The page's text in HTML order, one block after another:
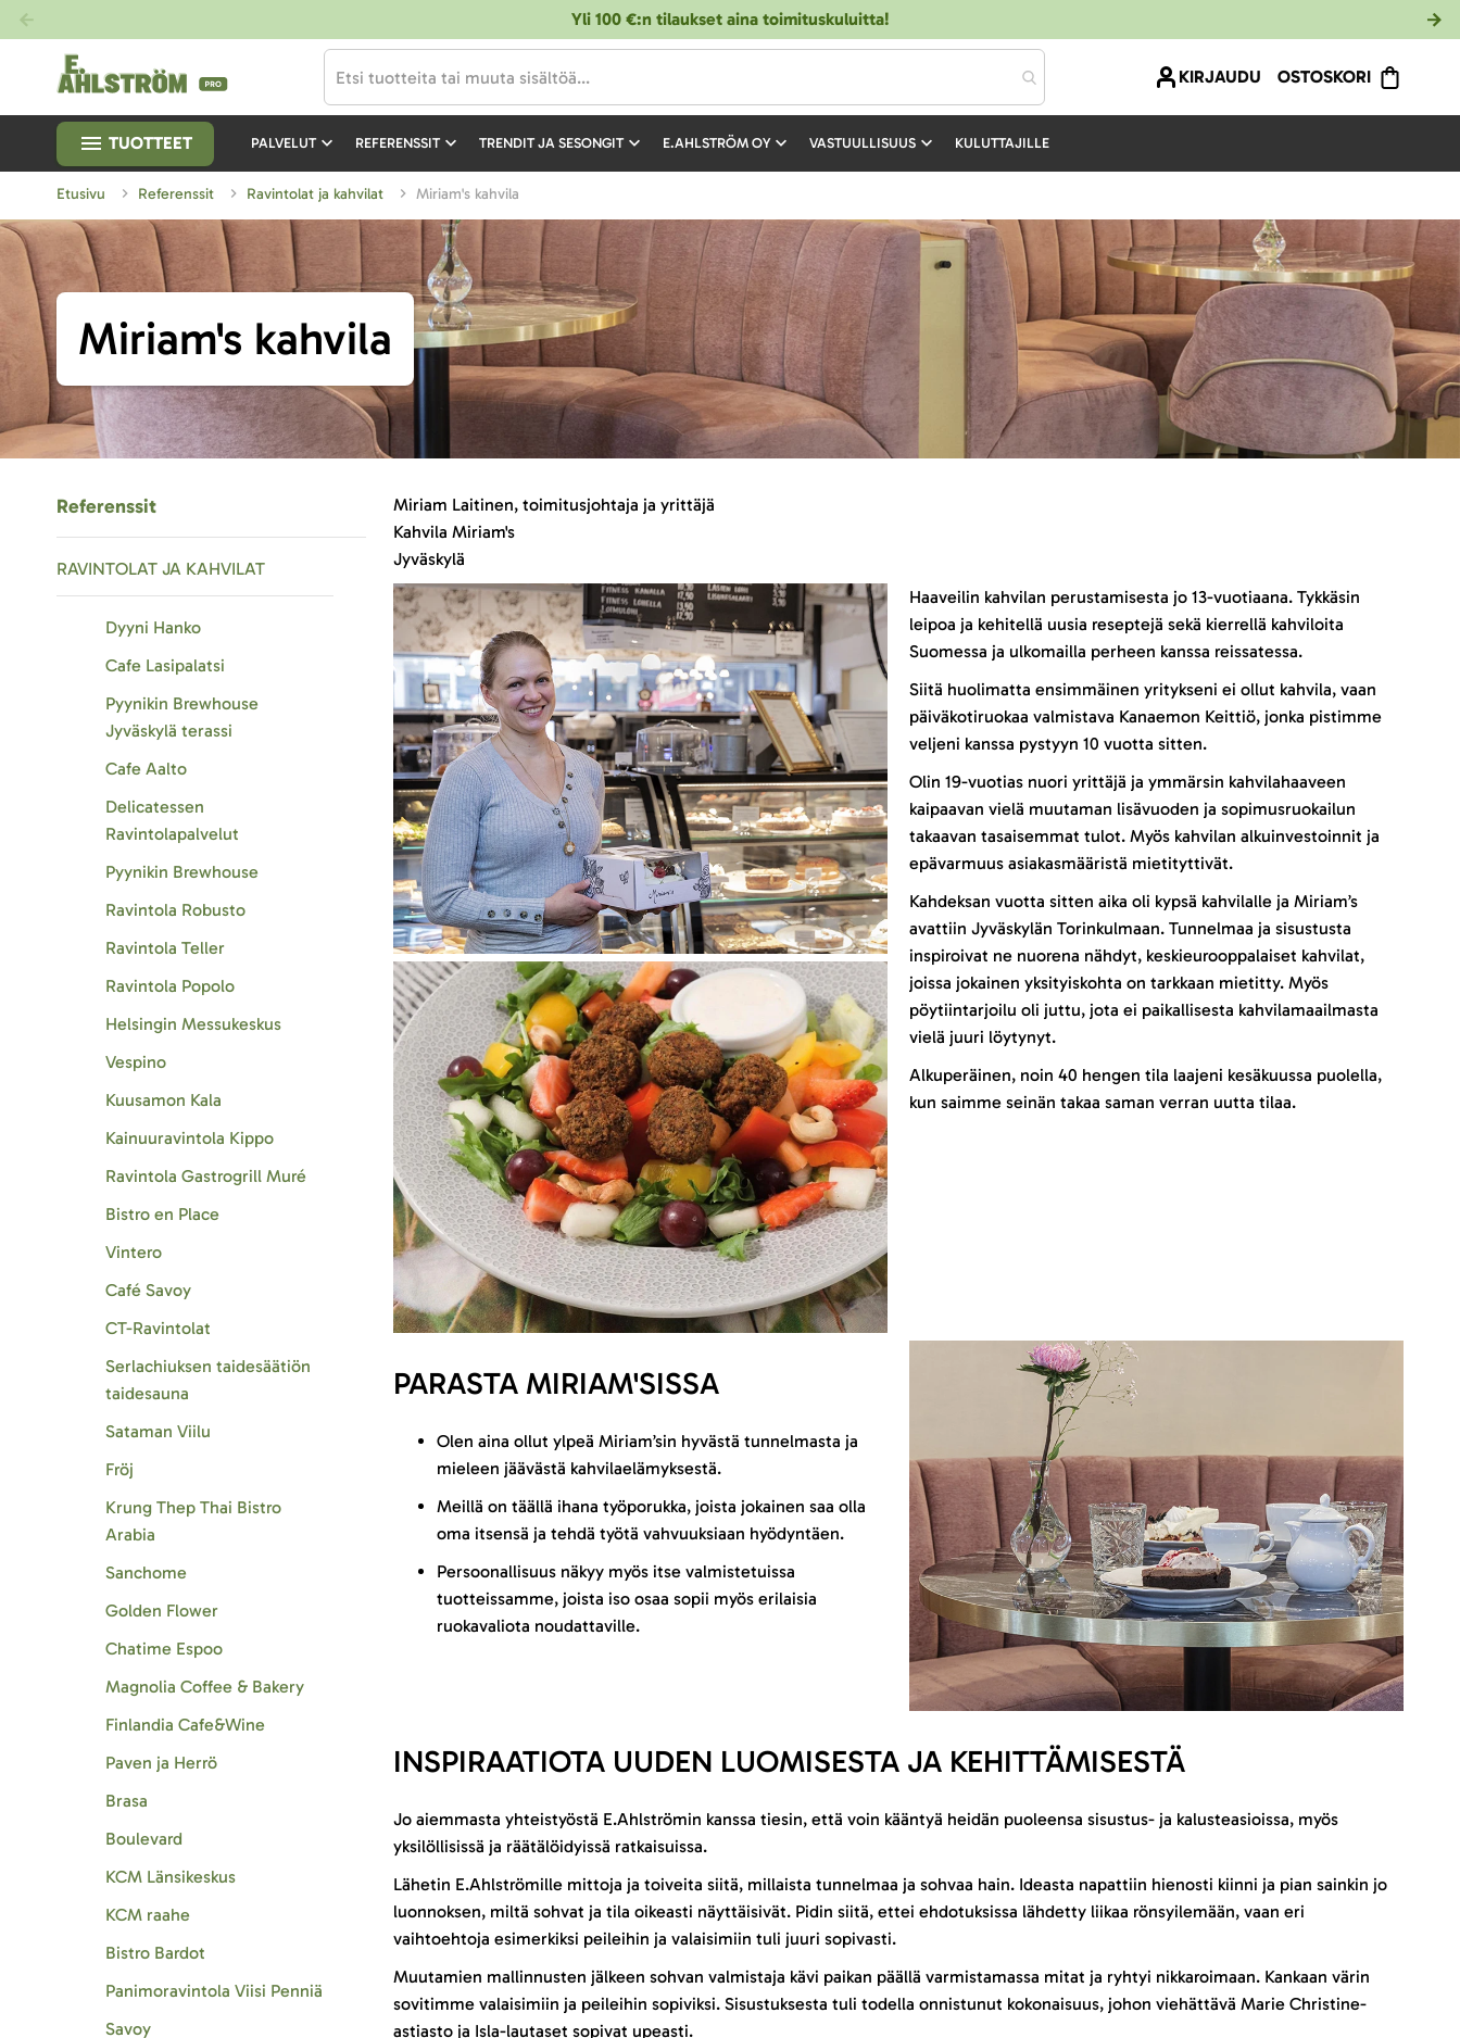
Yli 100 €:n tilaukset aina toimituskuluitta!
KIRJAUDU OSTOSKORI
TUOTTEET PALVELUT REFERENSSIT TRENDIT JA SESONGIT E.AHLSTRÖM OY VASTUULLISUUS KULUTTAJILLE
Etusivu Referenssit Ravintolat ja kahvilat Miriam's kahvila
Miriam's kahvila
Miriam Laitinen, toimitusjohtaja ja yrittäjä
Kahvila Miriam's
Jyväskylä
Haaveilin kahvilan perustamisesta jo 13-vuotiaana. Tykkäsin
leipoa ja kehitellä uusia reseptejä sekä kierrellä kahviloita
Suomessa ja ulkomailla perheen kanssa reissatessa.
Siitä huolimatta ensimmäinen yritykseni ei ollut kahvila, vaan
päiväkotiruokaa valmistava Kanaemon Keittiö, jonka pistimme
veljeni kanssa pystyyn 10 vuotta sitten.
Olin 19-vuotias nuori yrittäjä ja ymmärsin kahvilahaaveen
kaipaavan vielä muutaman lisävuoden ja sopimusruokailun
takaavan tasaisemmat tulot. Myös kahvilan alkuinvestoinnit ja
epävarmuus asiakasmääristä mietityttivät.
Kahdeksan vuotta sitten aika oli kypsä kahvilalle ja Miriam’s
avattiin Jyväskylän Torinkulmaan. Tunnelmaa ja sisustusta
inspiroivat ne nuorena nähdyt, keskieurooppalaiset kahvilat,
joissa jokainen yksityiskohta on tarkkaan mietitty. Myös
pöytiintarjoilu oli juttu, jota ei paikallisesta kahvilamaailmasta
vielä juuri löytynyt.
Alkuperäinen, noin 40 hengen tila laajeni kesäkuussa puolella,
kun saimme seinän takaa saman verran uutta tilaa.
PARASTA MIRIAM'SISSA
Olen aina ollut ylpeä Miriam’sin hyvästä tunnelmasta ja
mieleen jäävästä kahvilaelämyksestä.
Meillä on täällä ihana työporukka, joista jokainen saa olla
oma itsensä ja tehdä työtä vahvuuksiaan hyödyntäen.
Persoonallisuus näkyy myös itse valmistetuissa
tuotteissamme, joista iso osaa sopii myös erilaisia
ruokavaliota noudattaville.
INSPIRAATIOTA UUDEN LUOMISESTA JA KEHITTÄMISESTÄ
Jo aiemmasta yhteistyöstä E.Ahlströmin kanssa tiesin, että voin kääntyä heidän puoleensa sisustus- ja kalusteasioissa, myös
yksilöllisissä ja räätälöidyissä ratkaisuissa.
Lähetin E.Ahlströmille mittoja ja toiveita siitä, millaista tunnelmaa ja sohvaa hain. Ideasta napattiin hienosti kiinni ja pian sainkin jo
luonnoksen, miltä sohvat ja tila oikeasti näyttäisivät. Pidin siitä, ettei ehdotuksissa lähdetty liikaa rönsyilemään, vaan eri
vaihtoehtoja esimerkiksi peileihin ja valaisimiin tuli juuri sopivasti.
Muutamien mallinnusten jälkeen sohvan valmistaja kävi paikan päällä varmistamassa mitat ja ryhtyi nikkaroimaan. Kankaan värin
sovitimme valaisimiin ja peileihin sopiviksi. Sisustuksesta tuli todella onnistunut kokonaisuus, johon viehättävä Marie Christine-
astiasto ja Isla-lautaset sopivat upeasti.
Referenssit
RAVINTOLAT JA KAHVILAT
Dyyni Hanko
Cafe Lasipalatsi
Pyynikin Brewhouse
Jyväskylä terassi
Cafe Aalto
Delicatessen
Ravintolapalvelut
Pyynikin Brewhouse
Ravintola Robusto
Ravintola Teller
Ravintola Popolo
Helsingin Messukeskus
Vespino
Kuusamon Kala
Kainuuravintola Kippo
Ravintola Gastrogrill Muré
Bistro en Place
Vintero
Café Savoy
CT-Ravintolat
Serlachiuksen taidesäätiön
taidesauna
Sataman Viilu
Fröj
Krung Thep Thai Bistro
Arabia
Sanchome
Golden Flower
Chatime Espoo
Magnolia Coffee & Bakery
Finlandia Cafe&Wine
Paven ja Herrö
Brasa
Boulevard
KCM Länsikeskus
KCM raahe
Bistro Bardot
Panimoravintola Viisi Penniä
Savoy